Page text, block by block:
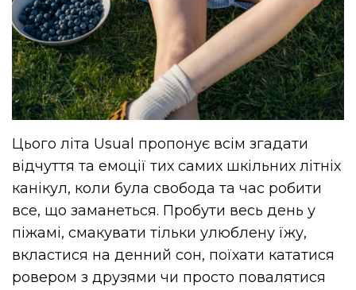
Цього літа Usual пропонує всім згадати
відчуття та емоції тих самих шкільних літніх
канікул, коли була свобода та час робити
все, що заманеться. Пробути весь день у
піжамі, смакувати тільки улюблену їжу,
вкластися на денний сон, поїхати кататися
ровером з друзями чи просто повалятися